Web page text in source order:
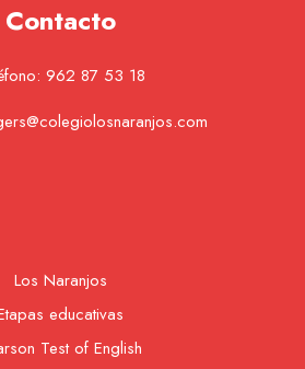
Contacto
962 87 53 18
Los Naranjos
educativas
Test of English